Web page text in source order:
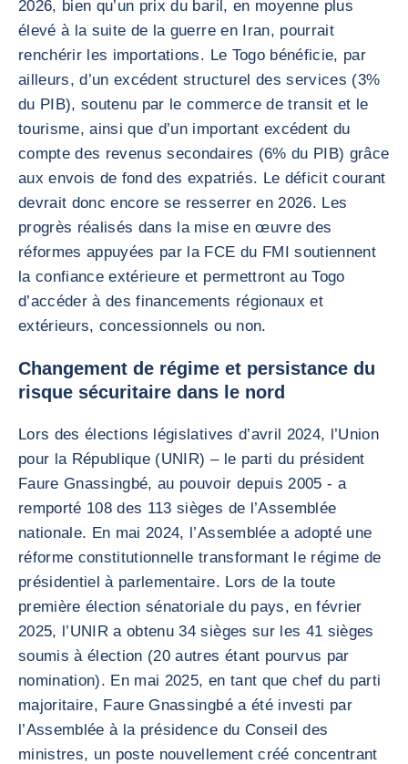
2026, bien qu’un prix du baril, en moyenne plus
élevé à la suite de la guerre en Iran, pourrait
renchérir les importations. Le Togo bénéficie, par
ailleurs, d’un excédent structurel des services (3%
du PIB), soutenu par le commerce de transit et le
tourisme, ainsi que d’un important excédent du
compte des revenus secondaires (6% du PIB) grâce
aux envois de fond des expatriés. Le déficit courant
devrait donc encore se resserrer en 2026. Les
progrès réalisés dans la mise en œuvre des
réformes appuyées par la FCE du FMI soutiennent
la confiance extérieure et permettront au Togo
d’accéder à des financements régionaux et
extérieurs, concessionnels ou non.
Changement de régime et persistance du
risque sécuritaire dans le nord
Lors des élections législatives d’avril 2024, l’Union
pour la République (UNIR) – le parti du président
Faure Gnassingbé, au pouvoir depuis 2005 - a
remporté 108 des 113 sièges de l’Assemblée
nationale. En mai 2024, l’Assemblée a adopté une
réforme constitutionnelle transformant le régime de
présidentiel à parlementaire. Lors de la toute
première élection sénatoriale du pays, en février
2025, l’UNIR a obtenu 34 sièges sur les 41 sièges
soumis à élection (20 autres étant pourvus par
nomination). En mai 2025, en tant que chef du parti
majoritaire, Faure Gnassingbé a été investi par
l’Assemblée à la présidence du Conseil des
ministres, un poste nouvellement créé concentrant